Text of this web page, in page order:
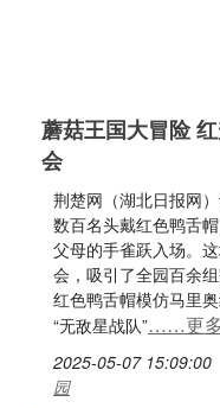
蘑菇王国大冒险
会
荆楚网（湖北日报网
数百名头戴红色鸭舌
父母的手雀跃入场。
会，吸引了全园百余
红色鸭舌帽模仿马里
“无敌星战队”……更
2025-05-07 15:09:00
园